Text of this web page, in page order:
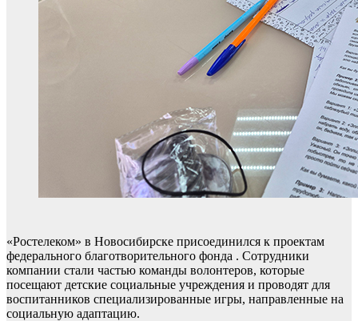
«Ростелеком» в Новосибирске присоединился к проектам
федерального благотворительного фонда . Сотрудники
компании стали частью команды волонтеров, которые
посещают детские социальные учреждения и проводят для
воспитанников специализированные игры, направленные на
социальную адаптацию.